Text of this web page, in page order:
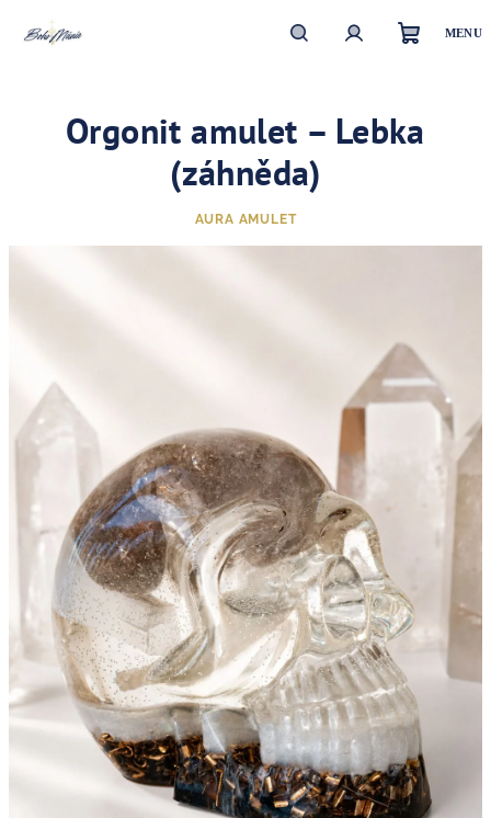
košík
Orgonit amulet – Lebka
(záhněda)
AURA AMULET